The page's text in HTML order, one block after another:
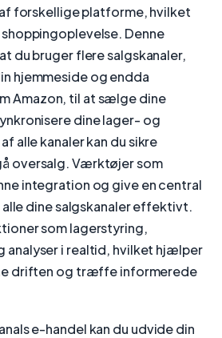
forskellige platforme, hvilket
Denne
du bruger flere salgskanaler,
hjemmeside og endda
Amazon, til at sælge dine
dine lager- og
alle kanaler kan du sikre
oversalg. Værktøjer som
integration og give en central
dine salgskanaler effektivt.
som lagerstyring,
analyser i realtid, hvilket hjælper
driften og træffe informerede
e-handel kan du udvide din